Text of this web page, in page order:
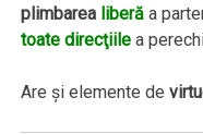
plimbarea liberă a
toate direcţiile a
Are şi elemente de